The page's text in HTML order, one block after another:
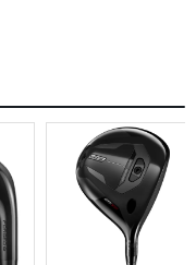
ール性の良さを演
タイのは、やっぱり重